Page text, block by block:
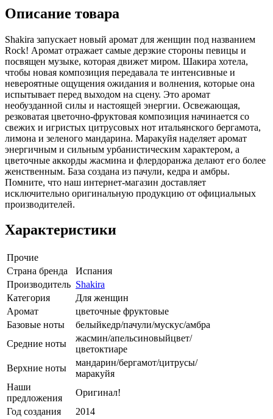
Описание товара
Shakira запускает новый аромат для женщин под названием
Rock! Аромат отражает самые дерзкие стороны певицы и
посвящен музыке, которая движет миром. Шакира хотела,
чтобы новая композиция передавала те интенсивные и
невероятные ощущения ожидания и волнения, которые она
испытывает перед выходом на сцену. Это аромат
необузданной силы и настоящей энергии. Освежающая,
резковатая цветочно-фруктовая композиция начинается со
свежих и игристых цитрусовых нот итальянского бергамота,
лимона и зеленого мандарина. Маракуйя наделяет аромат
энергичным и сильным урбанистическим характером, а
цветочные аккорды жасмина и флердоранжа делают его более
женственным. База создана из пачули, кедра и амбры.
Помните, что наш интернет-магазин доставляет
исключительно оригинальную продукцию от официальных
производителей.
Характеристики
Прочие
Страна бренда
Испания
Производитель Shakira
Категория
Для женщин
Аромат
цветочные фруктовые
Базовые ноты
белыйкедр/пачули/мускус/амбра
Средние ноты
жасмин/апельсиновыйцвет/
цветоктиаре
Верхние ноты
мандарин/бергамот/цитрусы/
маракуйя
Наши
предложения
Оригинал!
Год создания
2014